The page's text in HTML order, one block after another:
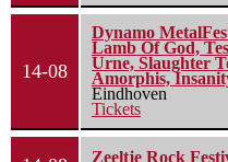
14-08
Dynamo
Lamb Of God,
Urne, Slaughter
Amorphis,
Eindhoven
Tickets
Zeeltje Rock